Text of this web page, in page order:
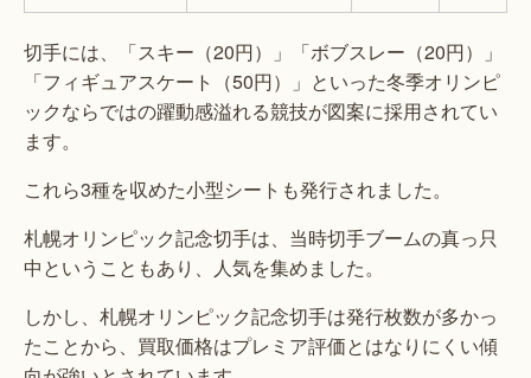
切手には、「スキー（20円）」「ボブスレー（20円）」
「フィギュアスケート（50円）」といった冬季オリンピ
ックならではの躍動感溢れる競技が図案に採用されてい
ます。
これら3種を収めた小型シートも発行されました。
札幌オリンピック記念切手は、当時切手ブームの真っ只
中ということもあり、人気を集めました。
しかし、札幌オリンピック記念切手は発行枚数が多かっ
たことから、買取価格はプレミア評価とはなりにくい傾